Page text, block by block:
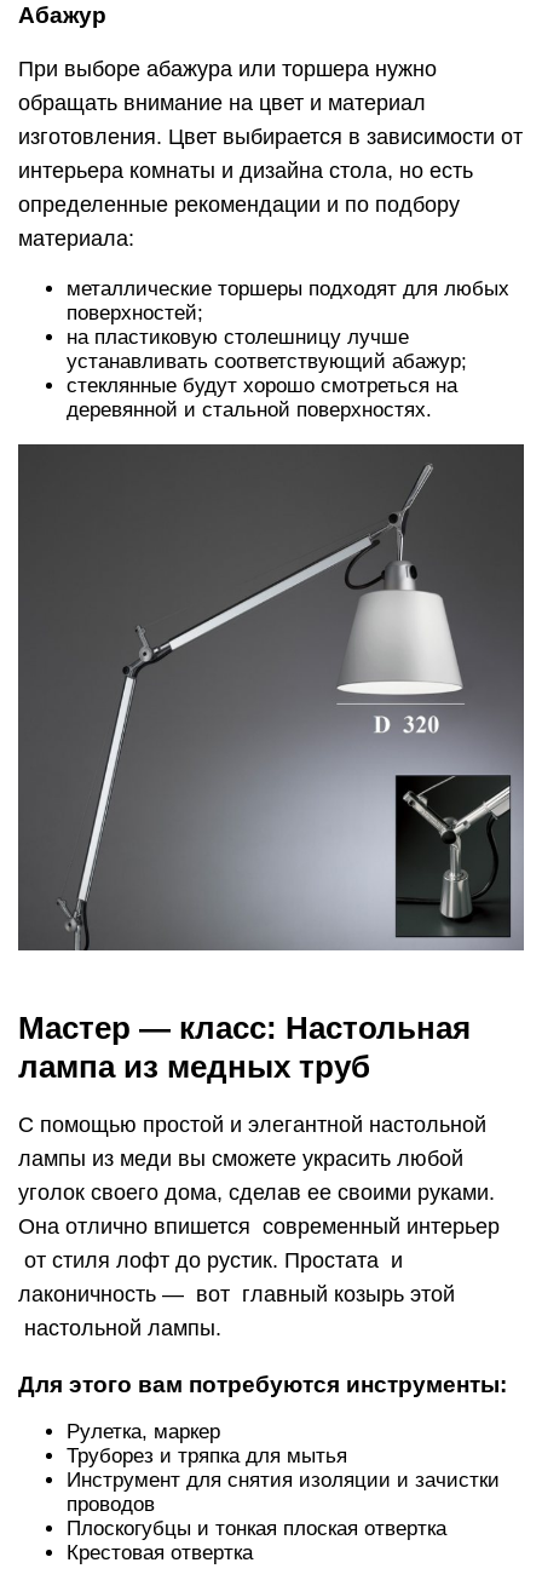
Абажур
При выборе абажура или торшера нужно
обращать внимание на цвет и материал
изготовления. Цвет выбирается в зависимости от
интерьера комнаты и дизайна стола, но есть
определенные рекомендации и по подбору
материала:
металлические торшеры подходят для любых
поверхностей;
на пластиковую столешницу лучше
устанавливать соответствующий абажур;
стеклянные будут хорошо смотреться на
деревянной и стальной поверхностях.
Мастер — класс: Настольная
лампа из медных труб
С помощью простой и элегантной настольной
лампы из меди вы сможете украсить любой
уголок своего дома, сделав ее своими руками.
Она отлично впишется современный интерьер
от стиля лофт до рустик. Простата и
лаконичность — вот главный козырь этой
настольной лампы.
Для этого вам потребуются инструменты:
Рулетка, маркер
Труборез и тряпка для мытья
Инструмент для снятия изоляции и зачистки
проводов
Плоскогубцы и тонкая плоская отвертка
Крестовая отвертка